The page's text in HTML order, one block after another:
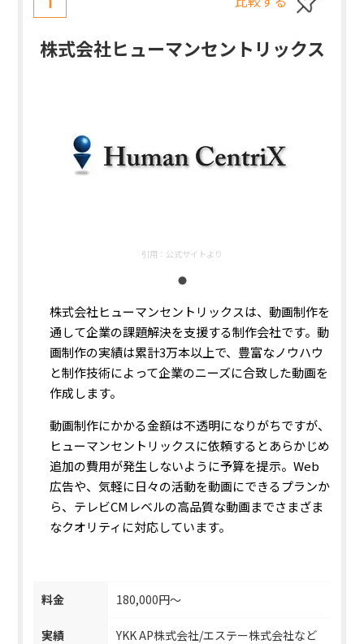
株式会社ヒューマンセントリックス
引用： 公式サイトより
株式会社ヒューマンセントリックスは、動画制作を
通して企業の課題解決を支援する制作会社です。動
画制作の実績は累計3万本以上で、豊富なノウハウ
と制作技術によって企業のニーズに合致した動画を
作成します。
動画制作にかかる金額は不透明になりがちですが、
ヒューマンセントリックスに依頼するとあらかじめ
追加の費用が発生しないように予算を提示。Web
広告や、気軽に日々の活動を動画にできるプランか
ら、テレビCMレベルの高品質な動画までさまざま
なクオリティに対応しています。
料金 180,000円〜
実績 YKK AP株式会社/エステー株式会社など